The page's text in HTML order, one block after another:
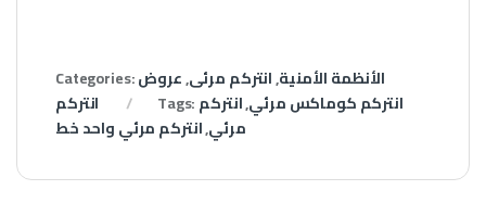
Categories: الأنظمة الأمنية,انتركم مرئى,عروض
انتركم
Tags: انتركم كوماكس مرئي,انتركم
مرئي,انتركم مرئي واحد خط